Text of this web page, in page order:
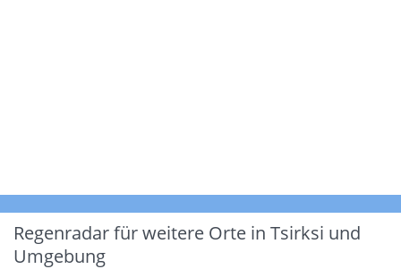
Regenradar für weitere Orte in Tsirksi und
Umgebung